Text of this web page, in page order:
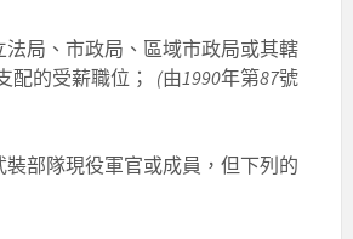
法局、市政局、區域市政局或其轄
配的受薪職位； (由1990年第87號
裝部隊現役軍官或成員，但下列的